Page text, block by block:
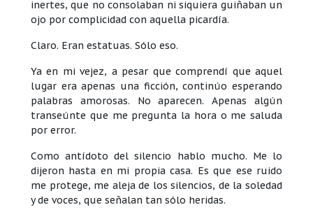
inertes, que no consolaban ni siquiera guiñaban un
ojo por complicidad con aquella picardía.
Claro. Eran estatuas. Sólo eso.
Ya en mi vejez, a pesar que comprendí que aquel
lugar era apenas una ficción, continúo esperando
palabras amorosas. No aparecen. Apenas algún
transeúnte que me pregunta la hora o me saluda
por error.
Como antídoto del silencio hablo mucho. Me lo
dijeron hasta en mi propia casa. Es que ese ruido
me protege, me aleja de los silencios, de la soledad
y de voces, que señalan tan sólo heridas.